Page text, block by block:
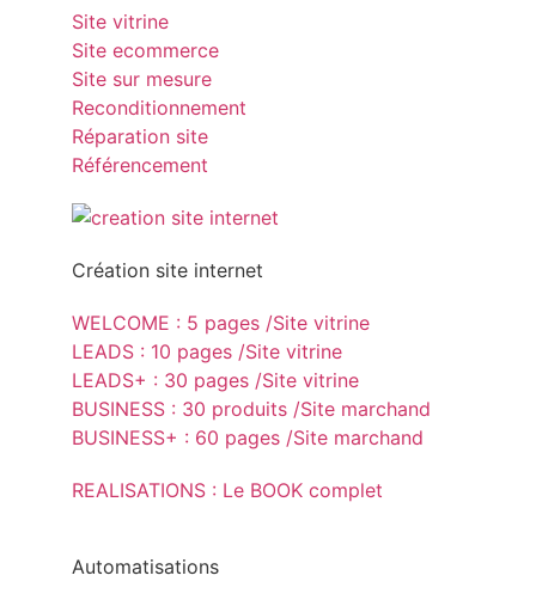
Site vitrine
Site ecommerce
Site sur mesure
Reconditionnement
Réparation site
Référencement
Création site internet
WELCOME : 5 pages /Site vitrine
LEADS : 10 pages /Site vitrine
LEADS+ : 30 pages /Site vitrine
BUSINESS : 30 produits /Site marchand
BUSINESS+ : 60 pages /Site marchand
REALISATIONS : Le BOOK complet
Automatisations